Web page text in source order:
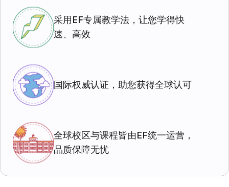
采用EF专属教学法，让您学得快
速、高效
国际权威认证，助您获得全球认可
全球校区与课程皆由EF统一运营，
品质保障无忧